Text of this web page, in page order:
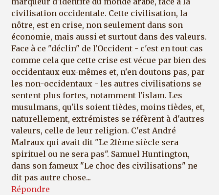
civilisation occidentale. Cette civilisation, la
nôtre, est en crise, non seulement dans son
économie, mais aussi et surtout dans des valeurs.
Face à ce "déclin" de l'Occident - c'est en tout cas
comme cela que cette crise est vécue par bien des
occidentaux eux-mêmes et, n'en doutons pas, par
les non-occidentaux - les autres civilisations se
sentent plus fortes, notamment l'islam. Les
musulmans, qu'ils soient tièdes, moins tièdes, et,
naturellement, extrémistes se réfèrent à d'autres
valeurs, celle de leur religion. C'est André
Malraux qui avait dit "Le 21ème siècle sera
spirituel ou ne sera pas". Samuel Huntington,
dans son fameux "Le choc des civilisations" ne
dit pas autre chose...
Répondre